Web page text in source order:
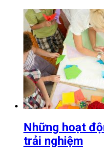
Những hoạt
trải nghiệm